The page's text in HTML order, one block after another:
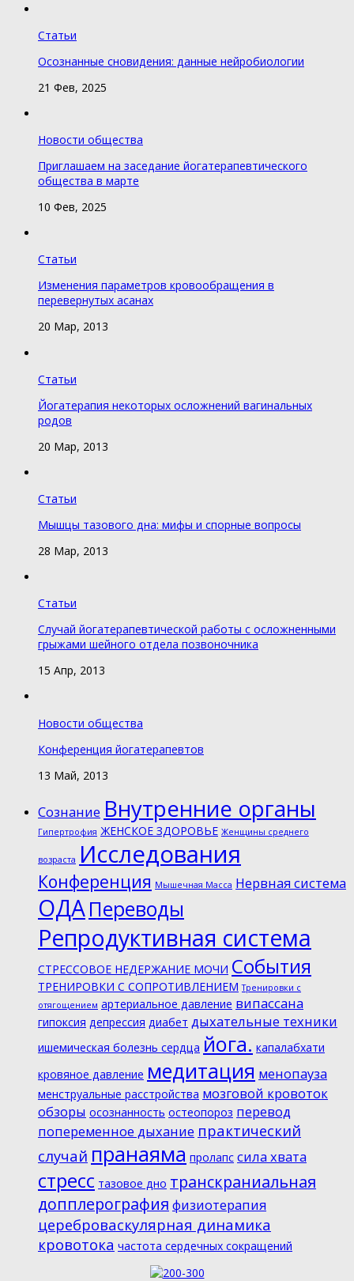
Статьи
Осознанные сновидения: данные нейробиологии
21 Фев, 2025
Новости общества
Приглашаем на заседание йогатерапевтического
общества в марте
10 Фев, 2025
Статьи
Изменения параметров кровообращения в
перевернутых асанах
20 Мар, 2013
Статьи
Йогатерапия некоторых осложнений вагинальных
родов
20 Мар, 2013
Статьи
Мышцы тазового дна: мифы и спорные вопросы
28 Мар, 2013
Статьи
Случай йогатерапевтической работы с осложненными
грыжами шейного отдела позвоночника
15 Апр, 2013
Новости общества
Конференция йогатерапевтов
13 Май, 2013
Cознание Внутренние органы
Гипертрофия ЖЕНСКОЕ ЗДОРОВЬЕ Женщины среднего
возраста Исследования
Конференция Мышечная Масса Нервная система
ОДАПереводы
Репродуктивная система
СТРЕССОВОЕ НЕДЕРЖАНИЕ МОЧИ События
ТРЕНИРОВКИ С СОПРОТИВЛЕНИЕМ Тренировки с
отягощением артериальное давление випассана
гипоксия депрессия диабет дыхательные техники
ишемическая болезнь сердца йога. капалабхати
кровяное давление медитация менопауза
менструальные расстройства мозговой кровоток
обзоры осознанность остеопороз перевод
попеременное дыхание практический
случай пранаяма пролапс сила хвата
стресс тазовое дно транскраниальная
допплерография физиотерапия
цереброваскулярная динамика
кровотока частота сердечных сокращений